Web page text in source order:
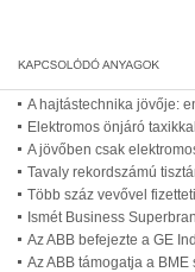
A hajtástechnika jövője:
Elektromos önjáró
A jövőben csak
Tavaly rekordszámú
Több száz vevővel
Ismét Business
Az ABB befejezte a GE
Az ABB támogatja a